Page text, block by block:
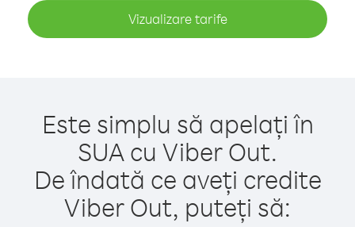
Vizualizare tarife
Este simplu să apelați în
SUA cu Viber Out.
De îndată ce aveți credite
Viber Out, puteți să: